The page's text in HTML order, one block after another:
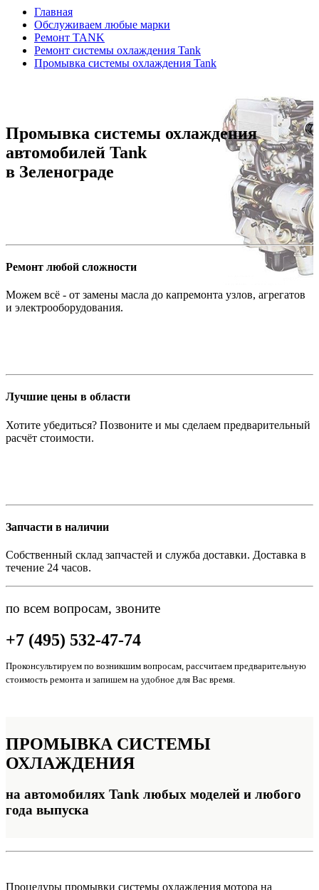
Главная
Обслуживаем любые марки
Ремонт TANK
Ремонт системы охлаждения Tank
Промывка системы охлаждения Tank
Промывка системы охлаждения
автомобилей Tank
в Зеленограде
Ремонт любой сложности
Можем всё - от замены масла до капремонта узлов, агрегатов
и электрооборудования.
Лучшие цены в области
Хотите убедиться? Позвоните и мы сделаем предварительный
расчёт стоимости.
Запчасти в наличии
Собственный склад запчастей и служба доставки. Доставка в
течение 24 часов.
по всем вопросам, звоните
+7 (495) 532-47-74
Проконсультируем по возникшим вопросам, рассчитаем предварительную
стоимость ремонта и запишем на удобное для Вас время.
ПРОМЫВКА СИСТЕМЫ
ОХЛАЖДЕНИЯ
на автомобилях Tank любых моделей и любого
года выпуска
Процедуры промывки системы охлаждения мотора на